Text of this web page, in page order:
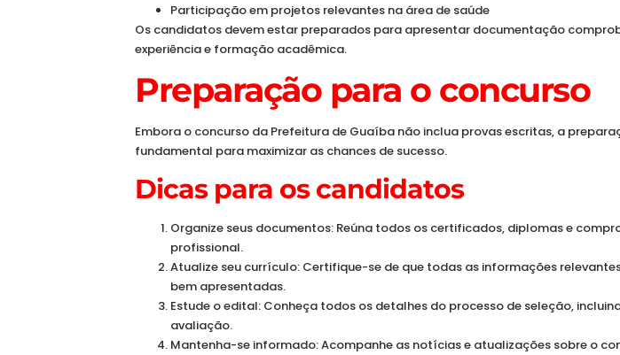
Participação em projetos relevantes na área de saúde
Os candidatos devem estar preparados para apresentar documentação
experiência e formação acadêmica.
Preparação para o concurso
Embora o concurso da Prefeitura de Guaíba não inclua provas escritas, a
fundamental para maximizar as chances de sucesso.
Dicas para os candidatos
Organize seus documentos: Reúna todos os certificados, diplomas e
profissional.
Atualize seu currículo: Certifique-se de que todas as informações
bem apresentadas.
Estude o edital: Conheça todos os detalhes do processo de seleção,
avaliação.
Mantenha-se informado: Acompanhe as notícias e atualizações sobre o